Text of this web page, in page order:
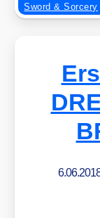
Sword & Sorcery